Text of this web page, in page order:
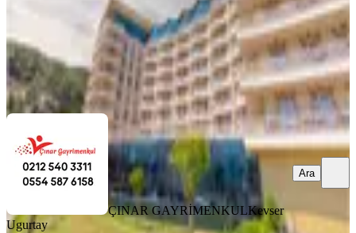
ÇINAR GAYRİMENKULKevser Ugurtay
Ara
ÇINAR GAYRİMENKULKevser
Ugurtay
Ara